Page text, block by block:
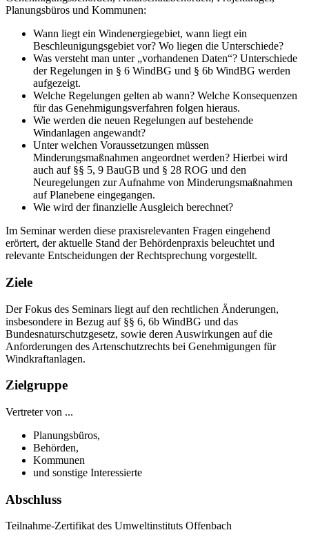
Planungsbüros und Kommunen:
Wann liegt ein Windenergiegebiet, wann liegt ein
Beschleunigungsgebiet vor? Wo liegen die Unterschiede?
Was versteht man unter „vorhandenen Daten“? Unterschiede
der Regelungen in § 6 WindBG und § 6b WindBG werden
aufgezeigt.
Welche Regelungen gelten ab wann? Welche Konsequenzen
für das Genehmigungsverfahren folgen hieraus.
Wie werden die neuen Regelungen auf bestehende
Windanlagen angewandt?
Unter welchen Voraussetzungen müssen
Minderungsmaßnahmen angeordnet werden? Hierbei wird
auch auf §§ 5, 9 BauGB und § 28 ROG und den
Neuregelungen zur Aufnahme von Minderungsmaßnahmen
auf Planebene eingegangen.
Wie wird der finanzielle Ausgleich berechnet?
Im Seminar werden diese praxisrelevanten Fragen eingehend
erörtert, der aktuelle Stand der Behördenpraxis beleuchtet und
relevante Entscheidungen der Rechtsprechung vorgestellt.
Ziele
Der Fokus des Seminars liegt auf den rechtlichen Änderungen,
insbesondere in Bezug auf §§ 6, 6b WindBG und das
Bundesnaturschutzgesetz, sowie deren Auswirkungen auf die
Anforderungen des Artenschutzrechts bei Genehmigungen für
Windkraftanlagen.
Zielgruppe
Vertreter von ...
Planungsbüros,
Behörden,
Kommunen
und sonstige Interessierte
Abschluss
Teilnahme-Zertifikat des Umweltinstituts Offenbach